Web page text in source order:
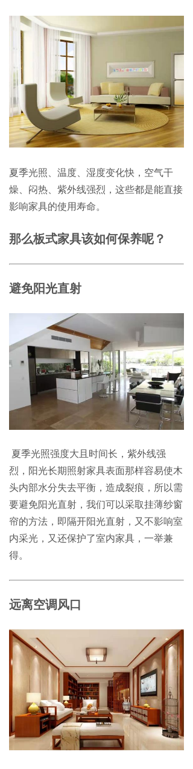
夏季光照、温度、湿度变化快，空气干
燥、闷热、紫外线强烈，这些都是能直接
影响家具的使用寿命。
那么板式家具该如何保养呢？
避免阳光直射
夏季光照强度大且时间长，紫外线强
烈，阳光长期照射家具表面那样容易使木
头内部水分失去平衡，造成裂痕，所以需
要避免阳光直射，我们可以采取挂薄纱窗
帘的方法，即隔开阳光直射，又不影响室
内采光，又还保护了室内家具，一举兼
得。
远离空调风口